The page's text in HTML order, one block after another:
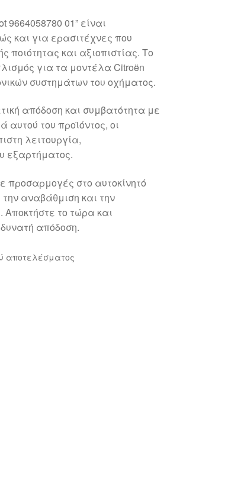
9664058780 01” είναι
και για ερασιτέχνες που
και αξιοπιστίας. Το
για τα μοντέλα Citroën
συστημάτων του οχήματος.
απόδοση και συμβατότητα με
του προϊόντος, οι
λειτουργία,
εξαρτήματος.
προσαρμογές στο αυτοκίνητό
την αναβάθμιση και την
το τώρα και
απόδοση.
αποτελέσματος